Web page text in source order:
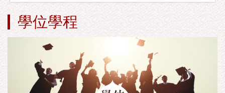
學位學程